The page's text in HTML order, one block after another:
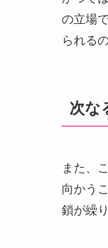
の立場
られる
次な
また、
向かう
鎖が繰